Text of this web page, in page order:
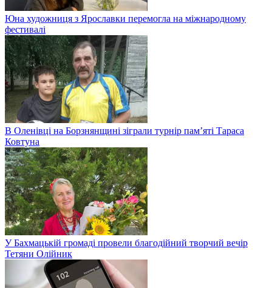
Юна художниця з Ярославки перемогла на міжнародному
фестивалі
В Оленівці на Борзнянщині зіграли турнір пам’яті Тараса
Ковтуна
У Бахмацькій громаді провели благодійний творчий вечір
Тетяни Олійник